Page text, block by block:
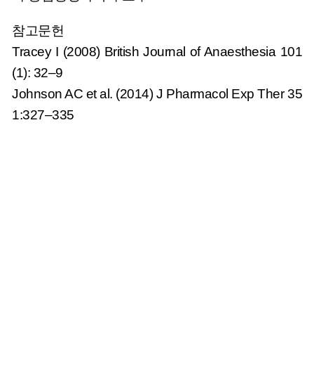
참고문헌
Tracey I (2008) British Journal of Anaesthesia 101
(1): 32–9
Johnson AC et al. (2014) J Pharmacol Exp Ther 35
1:327–335